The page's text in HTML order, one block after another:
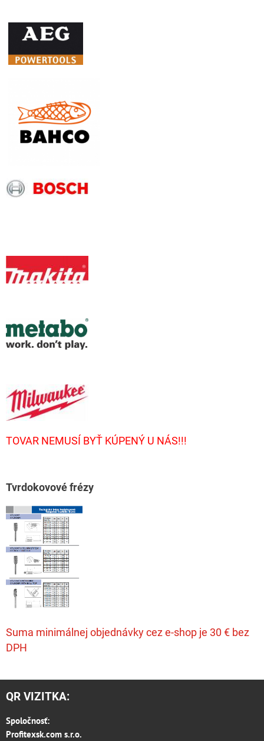
TOVAR NEMUSÍ BYŤ KÚPENÝ U NÁS!!!
Tvrdokovové frézy
Suma minimálnej objednávky cez e-shop je 30 € bez
DPH
QR VIZITKA:
Spoločnosť:
Profitexsk.com s.r.o.